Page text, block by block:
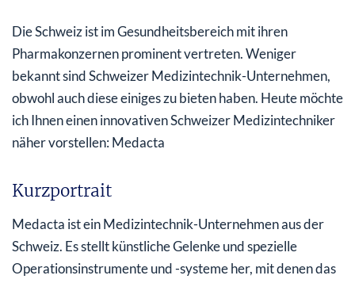
Die Schweiz ist im Gesundheitsbereich mit ihren
Pharmakonzernen prominent vertreten. Weniger
bekannt sind Schweizer Medizintechnik-Unternehmen,
obwohl auch diese einiges zu bieten haben. Heute möchte
ich Ihnen einen innovativen Schweizer Medizintechniker
näher vorstellen: Medacta
Kurzportrait
Medacta ist ein Medizintechnik-Unternehmen aus der
Schweiz. Es stellt künstliche Gelenke und spezielle
Operationsinstrumente und -systeme her, mit denen das